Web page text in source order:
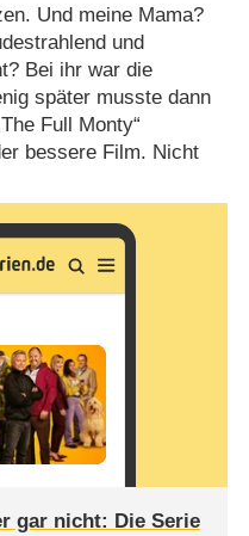
Und meine Mama?
und
Bei ihr war die
später musste dann
Full Monty“
bessere Film. Nicht
gar nicht: Die Serie